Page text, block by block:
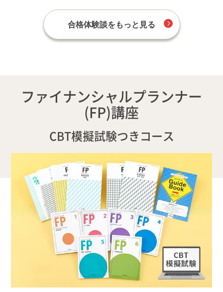
合格体験談をもっと見る
ファイナンシャルプランナー
(FP)講座
CBT模擬試験つきコース